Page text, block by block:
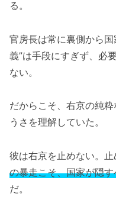
る。
官房長は常に裏側から
義”は手段にすぎず、必
ない。
だからこそ、右京の純
うさを理解していた。
彼は右京を止めない。止
の暴走こそ、国家が隠
だ。